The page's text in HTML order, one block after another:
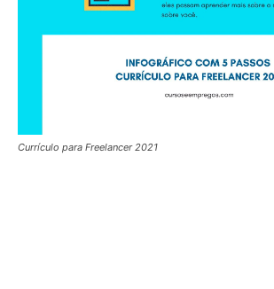
Currículo para Freelancer 2021